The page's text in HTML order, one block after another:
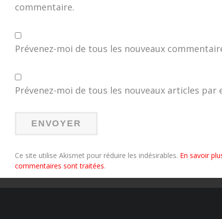
commentaire.
Prévenez-moi de tous les nouveaux
Prévenez-moi de tous les nouveaux articles par
Ce site utilise Akismet pour réduire les indésirables. En savoir
commentaires sont traitées.